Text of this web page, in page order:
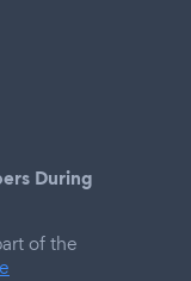
During
of the